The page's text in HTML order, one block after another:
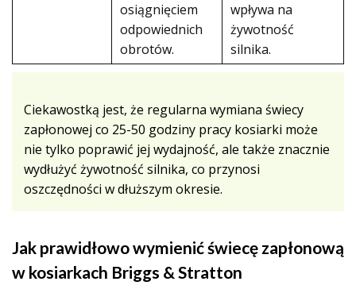
osiągnięciem
odpowiednich
obrotów.
wpływa na
żywotność
silnika.
Ciekawostką jest, że regularna wymiana świecy
zapłonowej co 25-50 godziny pracy kosiarki może
nie tylko poprawić jej wydajność, ale także znacznie
wydłużyć żywotność silnika, co przynosi
oszczędności w dłuższym okresie.
Jak prawidłowo wymienić świecę zapłonową
w kosiarkach Briggs & Stratton